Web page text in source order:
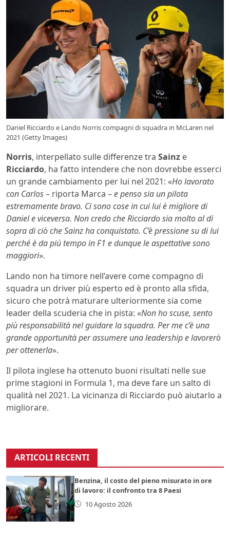
Daniel Ricciardo e Lando Norris compagni di squadra in McLaren nel
2021 (Getty Images)
Norris, interpellato sulle differenze tra Sainz e
Ricciardo, ha fatto intendere che non dovrebbe esserci
un grande cambiamento per lui nel 2021: «Ho lavorato
con Carlos– riporta Marca –e penso sia un pilota
estremamente bravo. Ci sono cose in cui lui è migliore di
Daniel e viceversa. Non credo che Ricciardo sia molto al di
sopra di ciò che Sainz ha conquistato. C’è pressione su di lui
perché è da più tempo in F1 e dunque le aspettative sono
maggiori».
Lando non ha timore nell’avere come compagno di
squadra un driver più esperto ed è pronto alla sfida,
sicuro che potrà maturare ulteriormente sia come
leader della scuderia che in pista: «Non ho scuse, sento
più responsabilità nel guidare la squadra. Per me c’è una
grande opportunità per assumere una leadership e lavorerò
per ottenerla».
Il pilota inglese ha ottenuto buoni risultati nelle sue
prime stagioni in Formula 1, ma deve fare un salto di
qualità nel 2021. La vicinanza di Ricciardo può aiutarlo a
migliorare.
ARTICOLI RECENTI
Benzina, il costo del pieno misurato in ore
di lavoro: il confronto tra 8 Paesi
10 Agosto 2026